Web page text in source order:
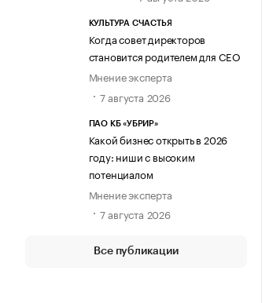
КУЛЬТУРА СЧАСТЬЯ
Когда совет директоров
становится родителем для CEO
Мнение эксперта
7 августа 2026
ПАО КБ «УБРИР»
Какой бизнес открыть в 2026
году: ниши с высоким
потенциалом
Мнение эксперта
7 августа 2026
Все публикации